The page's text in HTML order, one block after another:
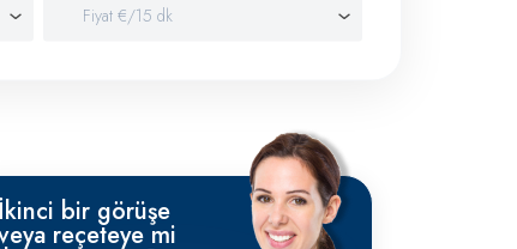
İkinci bir görüşe
reçeteye mi